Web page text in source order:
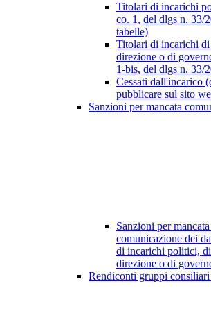
Titolari di incarichi
co. 1, del dlgs n. 33/
tabelle)
Titolari di incarichi
direzione o di
1-bis, del dlgs n. 33/
Cessati dall'incarico
pubblicare sul sito
Sanzioni per mancata
Sanzioni per
comunicazione dei
di incarichi politici,
direzione o di
Rendiconti gruppi